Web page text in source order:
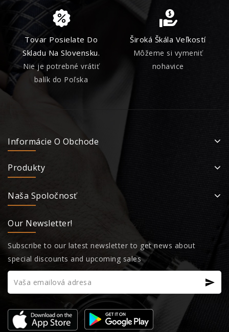
Tovar Posielate Do
Skladu Na Slovensku.
Nie je potrebné vrátiť
balík do Poľska
Široká Škála Veľkostí
Môžeme si vymeniť
nohavice
Informácie O Obchode
Produkty
Naša Spoločnosť
Our Newsletter!
Subscribe to our latest newsletter to get news about
special discounts and upcoming sales